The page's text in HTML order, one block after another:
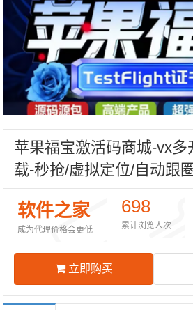
苹果福宝激活码商城-vx多
载-秒抢/虚拟定位/自动跟
步-TF模式上架-阿修罗包-
软件之家
成为代理价格会更低
698
累计浏览人次
立即购买